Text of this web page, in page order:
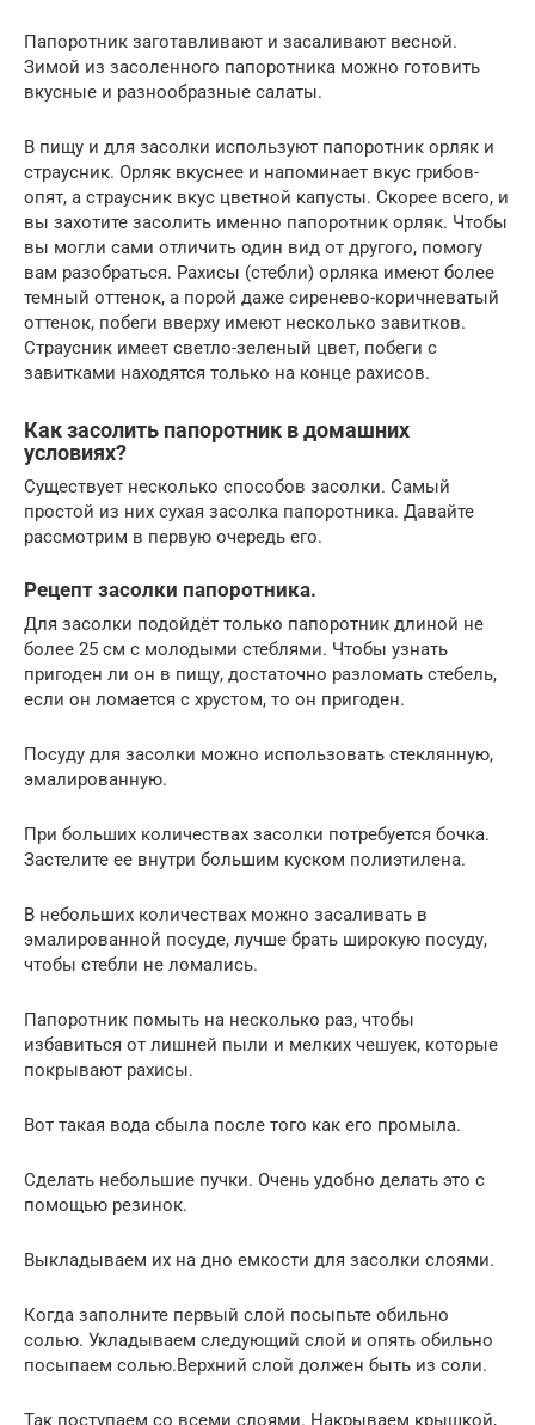
Папоротник заготавливают и засаливают весной.
Зимой из засоленного папоротника можно готовить
вкусные и разнообразные салаты.
В пищу и для засолки используют папоротник орляк и
страусник. Орляк вкуснее и напоминает вкус грибов-
опят, а страусник вкус цветной капусты. Скорее всего, и
вы захотите засолить именно папоротник орляк. Чтобы
вы могли сами отличить один вид от другого, помогу
вам разобраться. Рахисы (стебли) орляка имеют более
темный оттенок, а порой даже сиренево-коричневатый
оттенок, побеги вверху имеют несколько завитков.
Страусник имеет светло-зеленый цвет, побеги с
завитками находятся только на конце рахисов.
Как засолить папоротник в домашних
условиях?
Существует несколько способов засолки. Самый
простой из них сухая засолка папоротника. Давайте
рассмотрим в первую очередь его.
Рецепт засолки папоротника.
Для засолки подойдёт только папоротник длиной не
более 25 см с молодыми стеблями. Чтобы узнать
пригоден ли он в пищу, достаточно разломать стебель,
если он ломается с хрустом, то он пригоден.
Посуду для засолки можно использовать стеклянную,
эмалированную.
При больших количествах засолки потребуется бочка.
Застелите ее внутри большим куском полиэтилена.
В небольших количествах можно засаливать в
эмалированной посуде, лучше брать широкую посуду,
чтобы стебли не ломались.
Папоротник помыть на несколько раз, чтобы
избавиться от лишней пыли и мелких чешуек, которые
покрывают рахисы.
Вот такая вода сбыла после того как его промыла.
Сделать небольшие пучки. Очень удобно делать это с
помощью резинок.
Выкладываем их на дно емкости для засолки слоями.
Когда заполните первый слой посыпьте обильно
солью. Укладываем следующий слой и опять обильно
посыпаем солью.Верхний слой должен быть из соли.
Так поступаем со всеми слоями. Накрываем крышкой,